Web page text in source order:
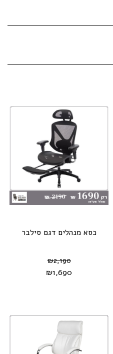
כסא מנהלים דגם סילבר
₪2,190
₪1,690